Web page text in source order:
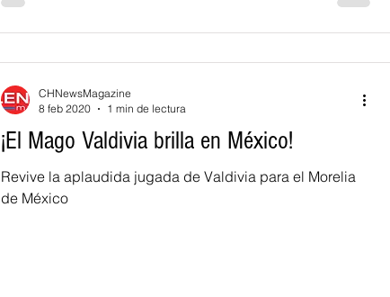
¡El Mago Valdivia brilla en México!
Revive la aplaudida jugada de Valdivia para el Morelia
de México
CHNewsMagazine
8 feb 2020
1 min de lectura